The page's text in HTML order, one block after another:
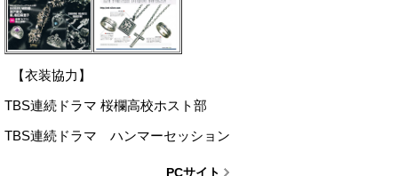
【衣装協力】
TBS連続ドラマ 桜欄高校ホスト部
TBS連続ドラマ ハンマーセッション
PCサイト